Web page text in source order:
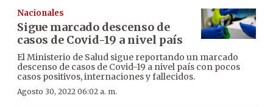
Nacionales
Sigue marcado descenso de
casos de Covid-19 a nivel país
El Ministerio de Salud sigue reportando un marcado
descenso de casos de Covid-19 a nivel país con pocos
casos positivos, internaciones y fallecidos.
Agosto 30, 2022 06:02 a. m.